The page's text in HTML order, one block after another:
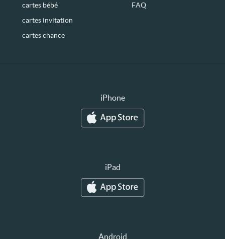
cartes bébé
cartes invitation
cartes chance
FAQ
iPhone
iPad
Android